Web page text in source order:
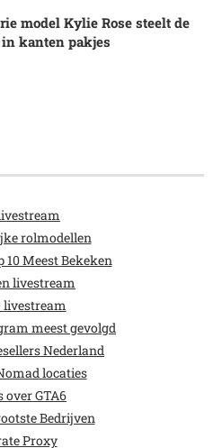
model Kylie Rose steelt de
kanten pakjes
rolmodellen
10 Meest Bekeken
livestream
livestream
meest gevolgd
Nederland
locaties
over GTA6
Bedrijven
Proxy